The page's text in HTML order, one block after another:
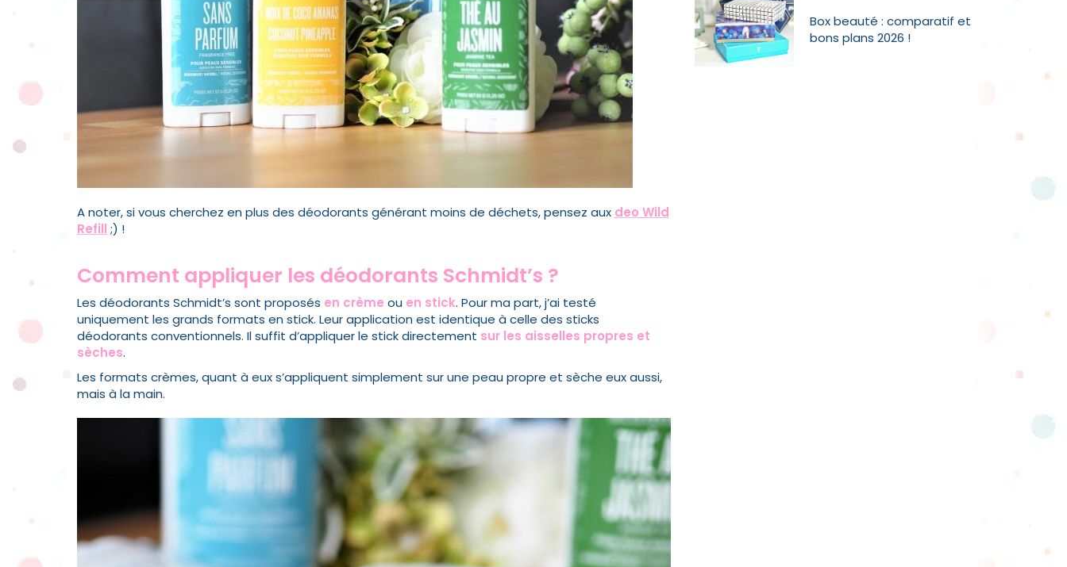
A noter, si vous cherchez en plus des déodorants générant moins de déchets, pensez aux deo Wild
Refill ;) !
Comment appliquer les déodorants Schmidt’s ?
Les déodorants Schmidt’s sont proposés en crème ou en stick. Pour ma part, j’ai testé
uniquement les grands formats en stick. Leur application est identique à celle des sticks
déodorants conventionnels. Il suffit d’appliquer le stick directement sur les aisselles propres et
sèches.
Les formats crèmes, quant à eux s’appliquent simplement sur une peau propre et sèche eux aussi,
mais à la main.
Box beauté : comparatif et
bons plans 2026 !